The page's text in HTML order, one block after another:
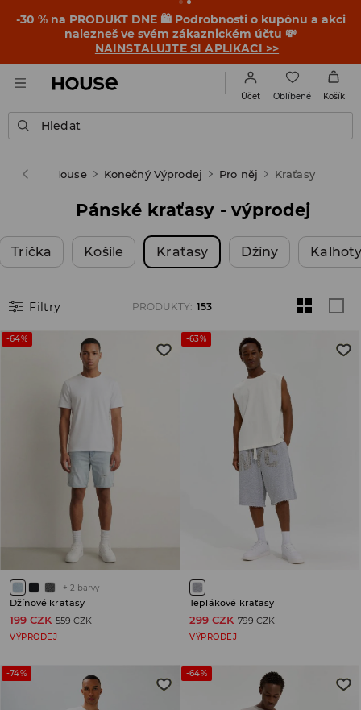
OMG, to je levné! Nech se překvapit – mrkni na nové
ceny v akci KONEČNÝ VÝPRODEJ ➡️
Pro ni
Pro něj
Účet Oblíbené Košík
Hledat
House Konečný Výprodej Pro něj Kraťasy
Pánské kraťasy - výprodej
Trička Košile Kraťasy Džíny
Filtry PRODUKTY: 153
-64%
+ 2 barvy
Džínové kraťasy
199 CZK 559 CZK
VÝPRODEJ
-63%
Teplákové kraťasy
299 CZK 799 CZK
VÝPRODEJ
-74% -64%